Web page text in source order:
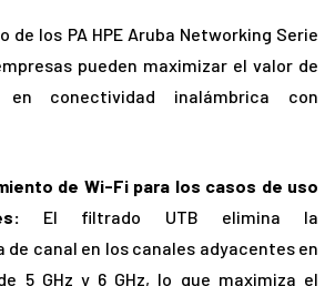
de los PA HPE Aruba Networking Serie
pueden maximizar el valor de
en conectividad inalámbrica con
de Wi-Fi para los casos de uso
El filtrado UTB elimina la
canal en los canales adyacentes en
5 GHz y 6 GHz, lo que maximiza el